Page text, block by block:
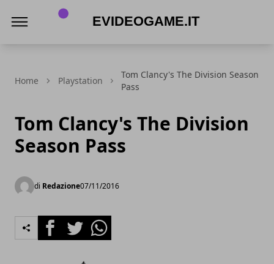
Home Playstation
Tom Clancy's The Division Season
Pass
Tom Clancy's The Division
Season Pass
di Redazione07/11/2016
FacebookTwitterWhatsapp